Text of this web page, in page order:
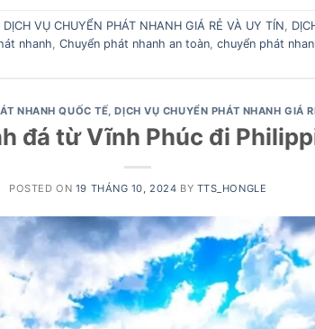
DỊCH VỤ CHUYỂN PHÁT NHANH GIÁ RẺ VÀ UY TÍN
nhanh Chuyển phát nhanh an toàn chuyển phát
NHANH QUỐC TẾ,DỊCH VỤ CHUYỂN PHÁT NHANH GIÁ
đá từ Vĩnh Phúc đi
POSTED ON 19 THÁNG 10, 2024 BY TTS_HONGLE